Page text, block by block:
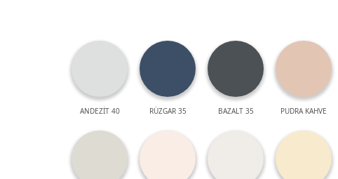
ANDEZİT 40 RÜZGAR 35 BAZALT 35 PUDRA KAHVE